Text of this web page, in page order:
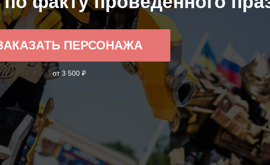
ПЕРСОНАЖА
от 3 500 ₽